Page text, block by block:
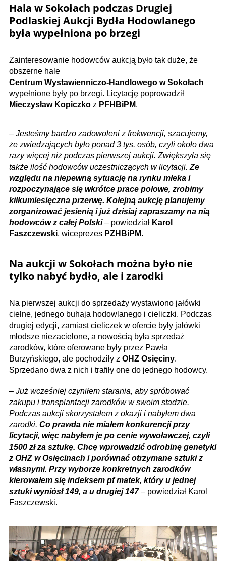
Hala w Sokołach podczas Drugiej
Podlaskiej Aukcji Bydła Hodowlanego
była wypełniona po brzegi
Zainteresowanie hodowców aukcją było tak duże, że
obszerne hale
Centrum Wystawienniczo-Handlowego w Sokołach
wypełnione były po brzegi. Licytację poprowadził
Mieczysław Kopiczko z PFHBiPM.
– Jesteśmy bardzo zadowoleni z frekwencji, szacujemy,
że zwiedzających było ponad 3 tys. osób, czyli około dwa
razy więcej niż podczas pierwszej aukcji. Zwiększyła się
także ilość hodowców uczestniczących w licytacji. Ze
względu na niepewną sytuację na rynku mleka i
rozpoczynające się wkrótce prace polowe, zrobimy
kilkumiesięczna przerwę. Kolejną aukcję planujemy
zorganizować jesienią i już dzisiaj zapraszamy na nią
hodowców z całej Polski – powiedział Karol
Faszczewski, wiceprezes PZHBiPM.
Na aukcji w Sokołach można było nie
tylko nabyć bydło, ale i zarodki
Na pierwszej aukcji do sprzedaży wystawiono jałówki
cielne, jednego buhaja hodowlanego i cieliczki. Podczas
drugiej edycji, zamiast cieliczek w ofercie były jałówki
młodsze niezacielone, a nowością była sprzedaż
zarodków, które oferowane były przez Pawła
Burzyńskiego, ale pochodziły z OHZ Osięciny.
Sprzedano dwa z nich i trafiły one do jednego hodowcy.
– Już wcześniej czyniłem starania, aby spróbować
zakupu i transplantacji zarodków w swoim stadzie.
Podczas aukcji skorzystałem z okazji i nabyłem dwa
zarodki. Co prawda nie miałem konkurencji przy
licytacji, więc nabyłem je po cenie wywoławczej, czyli
1500 zł za sztukę. Chcę wprowadzić odrobinę genetyki
z OHZ w Osięcinach i porównać otrzymane sztuki z
własnymi. Przy wyborze konkretnych zarodków
kierowałem się indeksem pf matek, który u jednej
sztuki wyniósł 149, a u drugiej 147– powiedział Karol
Faszczewski.